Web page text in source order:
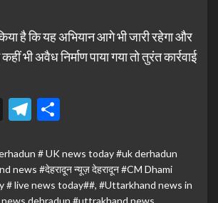
है कि यह अभियान आगे भी जारी रहेगा और
भी अवैध निर्माण पाया गया तो तुरंत कार्रवाई
X Telegram
# UK news today #uk derhadun
news #देहरादून न्यूज़ देहरादून #CM Dhami
# live news today##, #Uttarkhand news in